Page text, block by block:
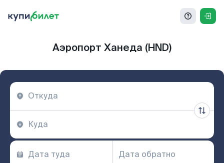
Аэропорт Ханеда (HND)